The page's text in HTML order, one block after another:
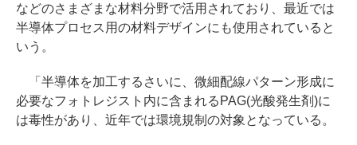
などのさまざまな材料分野で活用されており、最近では
半導体プロセス用の材料デザインにも使用されていると
いう。
「半導体を加工するさいに、微細配線パターン形成に
必要なフォトレジスト内に含まれるPAG(光酸発生剤)に
は毒性があり、近年では環境規制の対象となっている。